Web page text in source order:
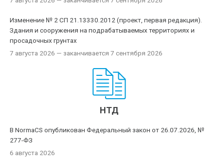
Изменение № 2 СП 21.13330.2012 (проект, первая редакция).
Здания и сооружения на подрабатываемых территориях и
просадочных грунтах
7 августа 2026 — заканчивается 7 сентября 2026
НТД
В NormaCS опубликован Федеральный закон от 26.07.2026, №
277-ФЗ
6 августа 2026